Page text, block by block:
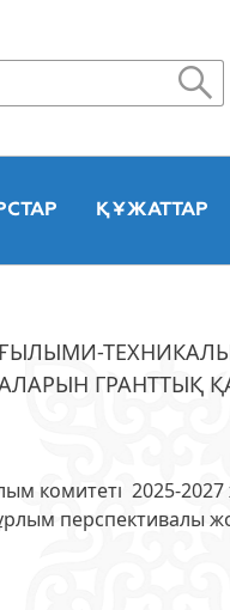
ҚҰЖАТТАР
ГРАНТТЫҚ
комитеті 2025-
перспективалы